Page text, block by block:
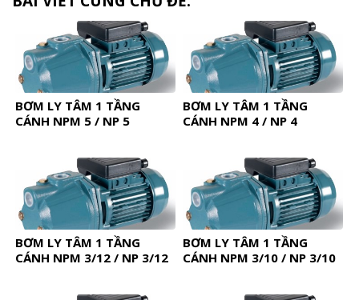
BƠM LY TÂM 1 TẦNG
CÁNH NPM 5 / NP 5
BƠM LY TÂM 1 TẦNG
CÁNH NPM 4 / NP 4
BƠM LY TÂM 1 TẦNG
CÁNH NPM 3/12 / NP 3/12
BƠM LY TÂM 1 TẦNG
CÁNH NPM 3/10 / NP 3/10